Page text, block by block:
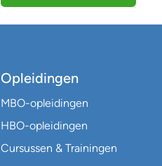
Opleidingen
MBO-opleidingen
HBO-opleidingen
Cursussen & Trainingen